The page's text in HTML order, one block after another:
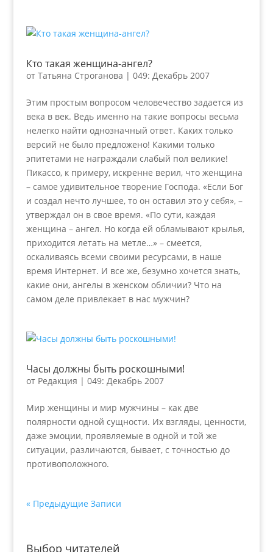
Кто такая женщина-ангел?
от Татьяна Строганова | 049: Декабрь 2007
Этим простым вопросом человечество задается из
века в век. Ведь именно на такие вопросы весьма
нелегко найти однозначный ответ. Каких только
версий не было предложено! Какими только
эпитетами не награждали слабый пол великие!
Пикассо, к примеру, искренне верил, что женщина
– самое удивительное творение Господа. «Если Бог
и создал нечто лучшее, то он оставил это у себя», –
утверждал он в свое время. «По сути, каждая
женщина – ангел. Но когда ей обламывают крылья,
приходится летать на метле…» – смеется,
оскаливаясь всеми своими ресурсами, в наше
время Интернет. И все же, безумно хочется знать,
какие они, ангелы в женском обличии? Что на
самом деле привлекает в нас мужчин?
Часы должны быть роскошными!
от Редакция | 049: Декабрь 2007
Мир женщины и мир мужчины – как две
полярности одной сущности. Их взгляды, ценности,
даже эмоции, проявляемые в одной и той же
ситуации, различаются, бывает, с точностью до
противоположного.
« Предыдущие Записи
Выбор читателей